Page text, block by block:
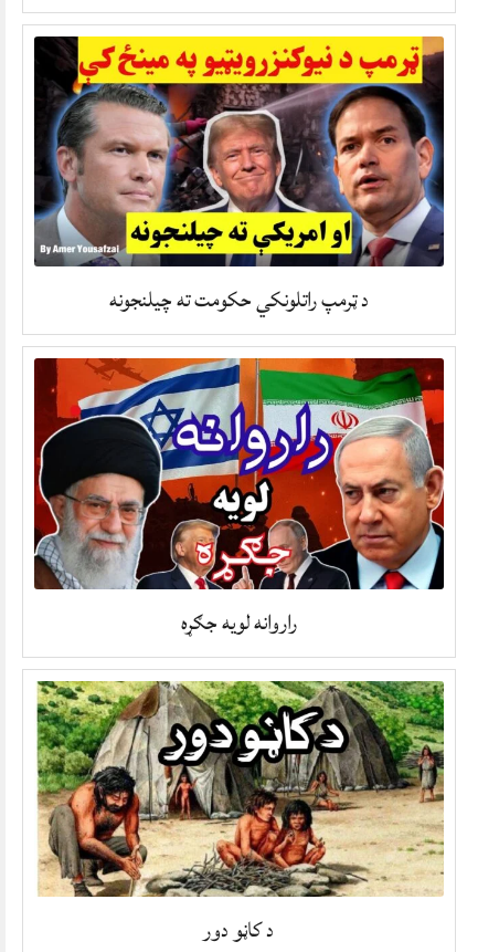
د ټرمپ راتلونکي حکومت ته چیلنجونه
راروانه لویه جګړه
د کاڼو دور